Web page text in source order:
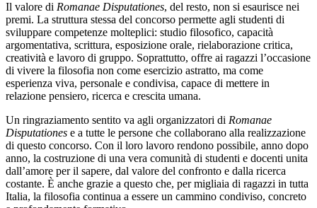
Il valore di Romanae Disputationes, del resto, non si esaurisce nei
premi. La struttura stessa del concorso permette agli studenti di
sviluppare competenze molteplici: studio filosofico, capacità
argomentativa, scrittura, esposizione orale, rielaborazione critica,
creatività e lavoro di gruppo. Soprattutto, offre ai ragazzi l’occasione
di vivere la filosofia non come esercizio astratto, ma come
esperienza viva, personale e condivisa, capace di mettere in
relazione pensiero, ricerca e crescita umana.
Un ringraziamento sentito va agli organizzatori di Romanae
Disputationes e a tutte le persone che collaborano alla realizzazione
di questo concorso. Con il loro lavoro rendono possibile, anno dopo
anno, la costruzione di una vera comunità di studenti e docenti unita
dall’amore per il sapere, dal valore del confronto e dalla ricerca
costante. È anche grazie a questo che, per migliaia di ragazzi in tutta
Italia, la filosofia continua a essere un cammino condiviso, concreto